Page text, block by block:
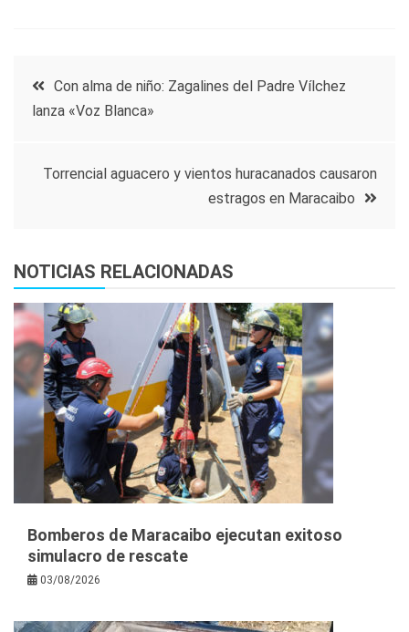
Navegación
entradas
Con alma de niño: Zagalines del Padre Vílchez
lanza «Voz Blanca»
Torrencial aguacero y vientos huracanados causaron
estragos en Maracaibo
NOTICIAS RELACIONADAS
Bomberos de Maracaibo ejecutan exitoso
simulacro de rescate
03/08/2026